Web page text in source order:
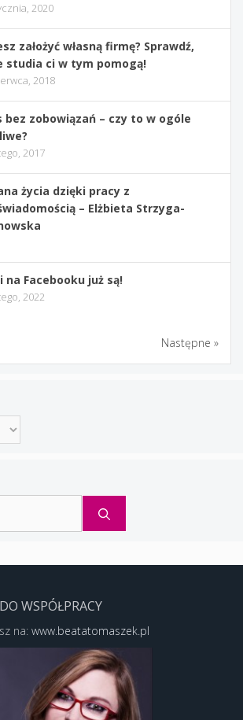
2020
założyć własną firmę? Sprawdź,
studia ci w tym pomogą!
2018
bez zobowiązań – czy to w ogóle
2017
życia dzięki pracy z
– Elżbieta Strzyga-
na Facebooku już są!
2022
Następne »
WSPÓŁPRACY
na: www.beatatomaszek.pl